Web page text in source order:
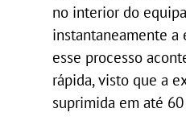
no interior do
instantaneamente a
esse processo
rápida, visto que a
suprimida em até